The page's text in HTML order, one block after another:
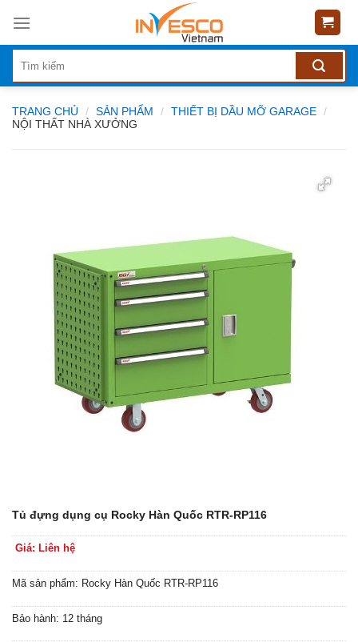
content
TRANG CHỦ / SẢN PHẨM / THIẾT BỊ DẦU MỠ GARAGE /
NỘI THẤT NHÀ XƯỞNG
Tủ đựng dụng cụ Rocky Hàn Quốc RTR-RP116
Giá: Liên hệ
Mã sản phẩm: Rocky Hàn Quốc RTR-RP116
Bảo hành: 12 tháng